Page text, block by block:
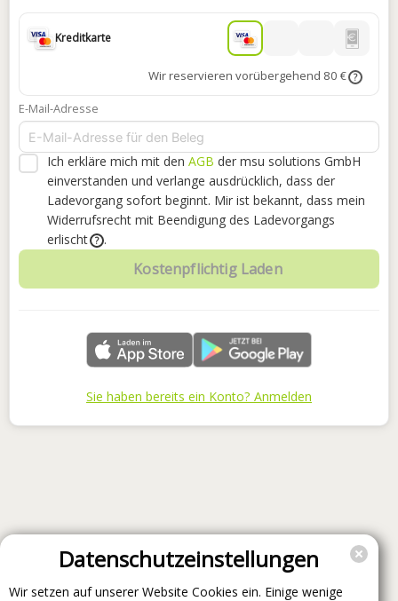
Kreditkarte
Wir reservieren vorübergehend 80 € ?
E-Mail-Adresse
Ich erkläre mich mit den AGB der msu solutions GmbH
einverstanden und verlange ausdrücklich, dass der
Ladevorgang sofort beginnt. Mir ist bekannt, dass mein
Widerrufsrecht mit Beendigung des Ladevorgangs
erlischt
? .
Kostenpflichtig Laden
Sie haben bereits ein Konto? Anmelden
Datenschutzeinstellungen
Wir setzen auf unserer Website Cookies ein. Einige wenige